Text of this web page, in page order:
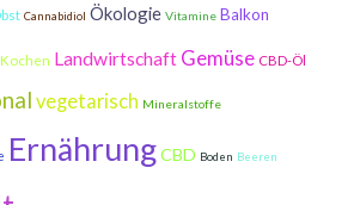
Cannabidiol Ökologie Vitamine Balkon
Kochen Landwirtschaft Gemüse CBD-Öl
vegetarisch Mineralstoffe
ErnährungCBD Boden Beeren